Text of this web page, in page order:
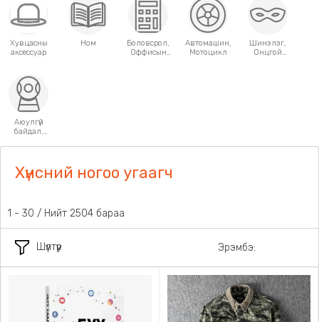
Хувцасны
аксессуар
Ном
Боловсрол,
Оффисын
Автомашин,
Мотоцикл
Шинэлэг,
Онцгой
Аюулгүй
байдал,
Хүнсний ногоо угаагч
Шүүлтүүр
1 - 30 / Нийт 2504 бараа
Эрэмбэ: